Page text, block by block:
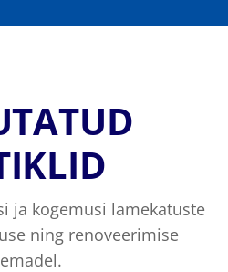
ja kogemusi lamekatuste
ning renoveerimise